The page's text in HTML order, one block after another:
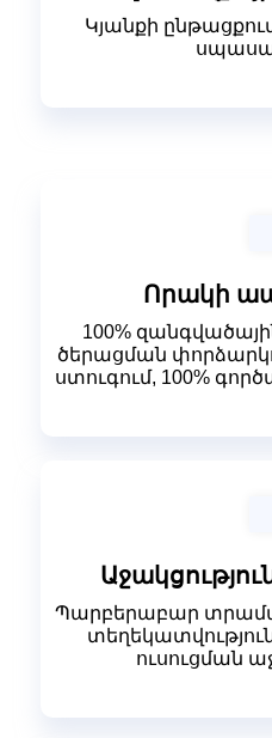
Կյանքի
Որակի
100%
ծերացման
ստուգում, 100%
Պարբերաբար
ուսուցման